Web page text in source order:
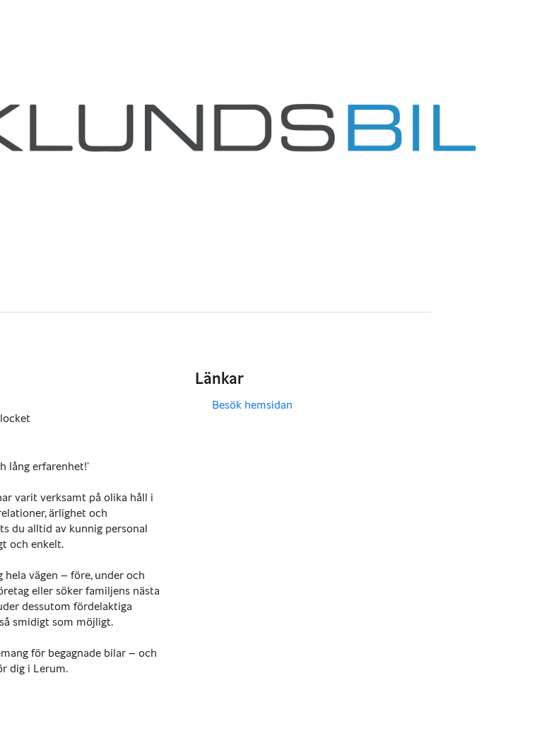
lång erfarenhet!'
varit verksamt på olika håll i
ärlighet och
du alltid av kunnig personal
och enkelt.
vägen – före, under och
eller söker familjens nästa
dessutom fördelaktiga
smidigt som möjligt.
för begagnade bilar – och
dig i Lerum.
Länkar
Besök hemsidan